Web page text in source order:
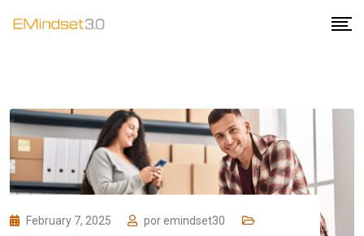
February 7, 2025 poremindset30